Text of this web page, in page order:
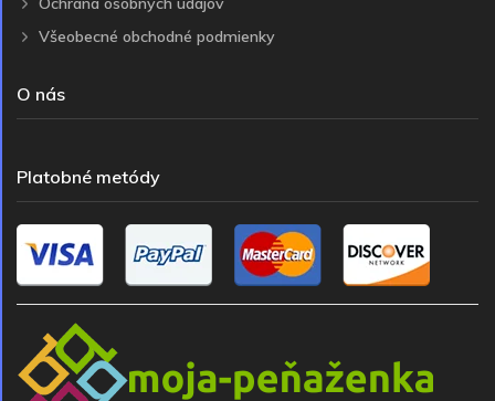
Všeobecné obchodné podmienky
O nás
Platobné metódy